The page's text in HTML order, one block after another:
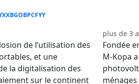
de l’utilisation des
et une
la digitalisation des
sur le continent
plus de 3
Fondée
M-Kopa
ménages